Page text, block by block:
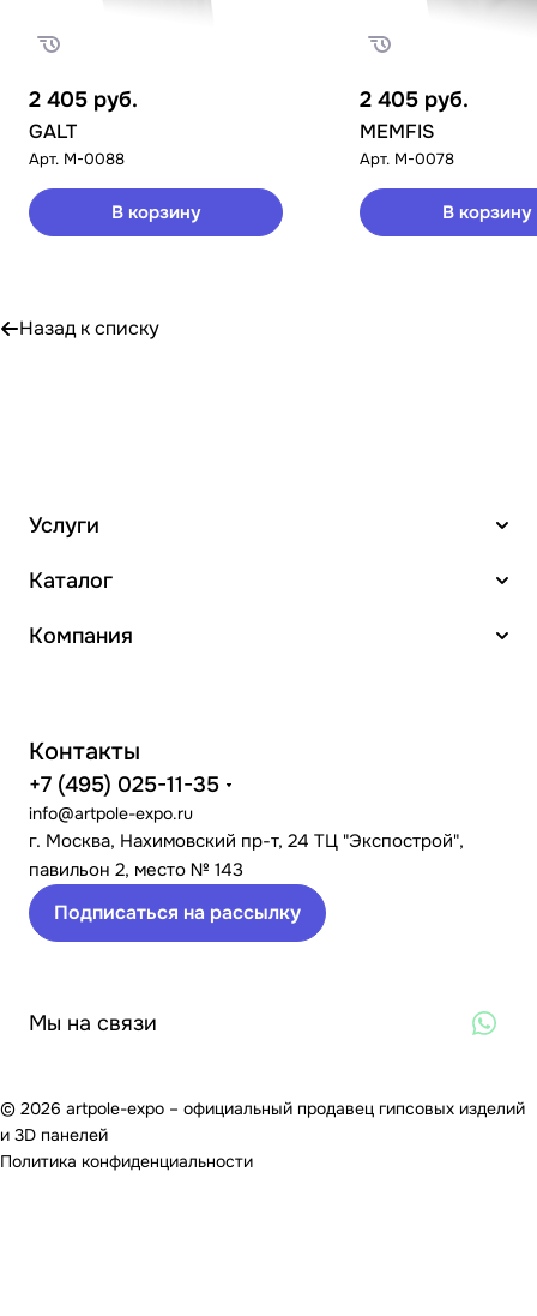
2 405 руб.
GALT
Арт. M-0088
В корзину
2 405 руб.
MEMFIS
Арт. M-0078
В корзину
Назад к списку
Услуги
Каталог
Компания
Контакты
+7 (495) 025-11-35
info@artpole-expo.ru
г. Москва, Нахимовский пр-т, 24 ТЦ "Экспострой",
павильон 2, место № 143
Подписаться на рассылку
Мы на связи
© 2026 artpole-expo – официальный продавец гипсовых изделий
и 3D панелей
Политика конфиденциальности